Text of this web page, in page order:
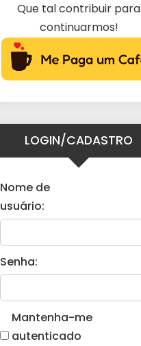
Que tal contribuir para
continuarmos!
LOGIN/CADASTRO
Nome de
usuário:
Senha:
Mantenha-me
autenticado